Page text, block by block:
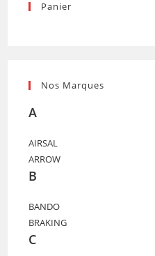
Panier
Nos Marques
A
AIRSAL
ARROW
B
BANDO
BRAKING
C